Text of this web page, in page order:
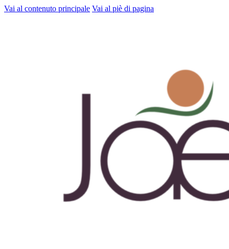
Vai al contenuto principale Vai al piè di pagina